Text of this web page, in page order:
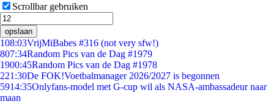
Scrollbar gebruiken
opslaan
108:03VrijMiBabes #316 (not very sfw!)
807:34Random Pics van de Dag #1979
1900:45Random Pics van de Dag #1978
221:30De FOK!Voetbalmanager 2026/2027 is begonnen
5914:35Onlyfans-model met G-cup wil als NASA-ambassadeur naar
maan